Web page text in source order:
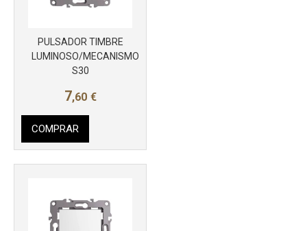
PULSADOR TIMBRE
LUMINOSO/MECANISMO
S30
7,60 €
COMPRAR
Más info